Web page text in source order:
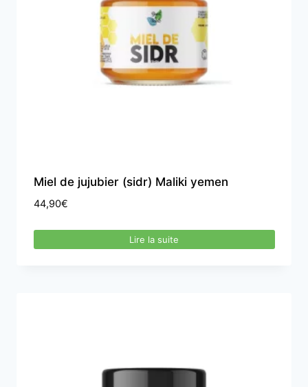
Miel de jujubier (sidr) Maliki yemen
44,90€
Lire la suite